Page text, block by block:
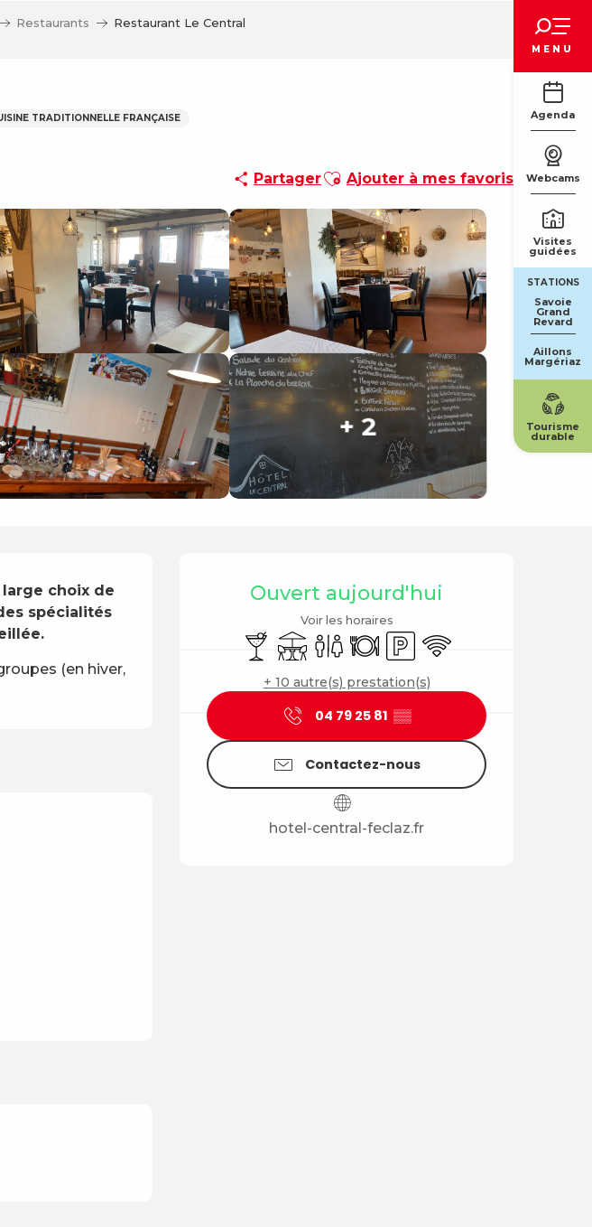
MENU
Agenda
Webcams
Visites
guidées
STATIONS
Savoie
Grand
Revard
Aillons
Margériaz
Tourisme
durable
Restaurants Restaurant Le Central
TRADITIONNELLE FRANÇAISE
PartagerAjouter aux favoris
Ajouter à mes favoris
+ 2
Ouverture et
Ouvert aujourd'hui
Voir les horaires
Bar / Buvette
TerrasseToilettesRestaurant
Parking
WiFi
+ 10 autre(s) prestation(s)
04 79 25 81 ▒▒
Contactez-nous
hotel-central-feclaz.fr
choix de
spécialités
(en hiver,